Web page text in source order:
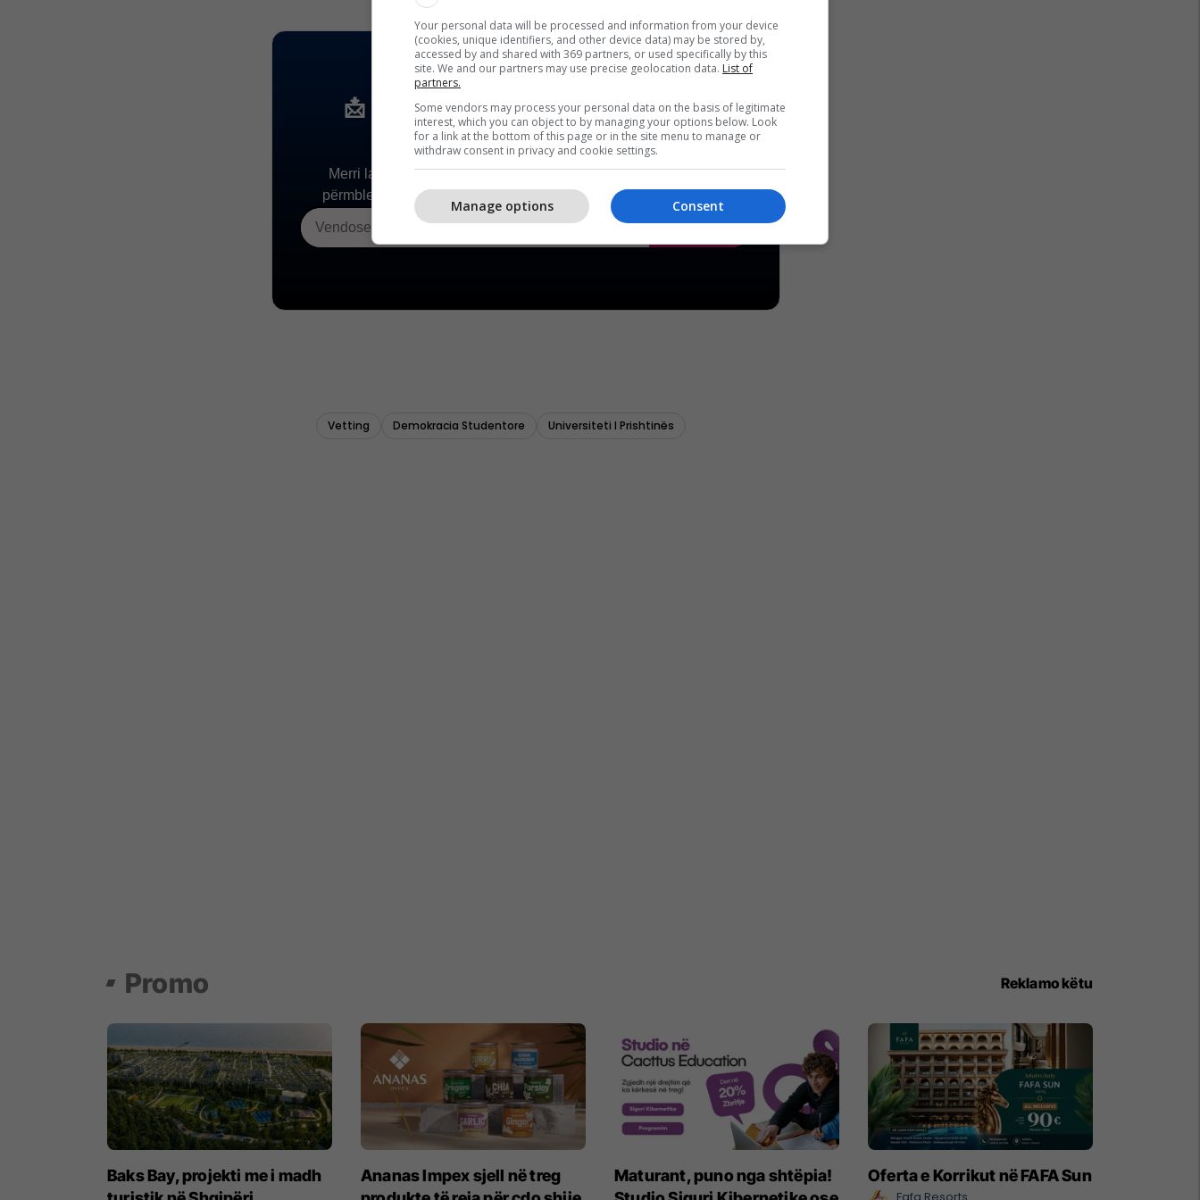
Your personal data will be processed and information from your device
(cookies, unique identifiers, and other device data) may be stored by,
accessed by and shared with 369 partners, or used specifically by this
site. We and our partners may use precise geolocation data. List of
partners.
Some vendors may process your personal data on the basis of legitimate
interest, which you can object to by managing your options below. Look
for a link at the bottom of this page or in the site menu to manage or
withdraw consent in privacy and cookie settings.
Consent
Manage options